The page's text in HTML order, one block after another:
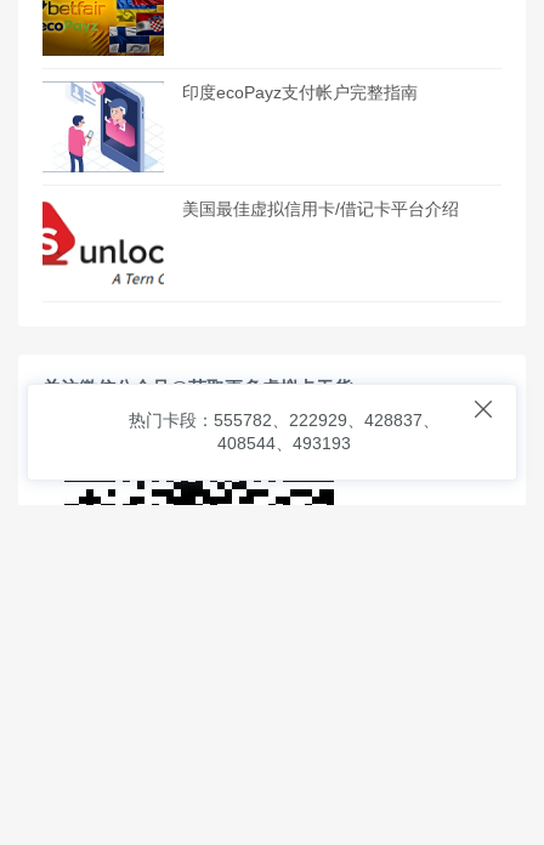
印度ecoPayz支付帐户完整指南
美国最佳虚拟信用卡/借记卡平台介绍
关注微信公众号@获取更多虚拟卡干货

热门卡段：555782、222929、428837、
408544、493193